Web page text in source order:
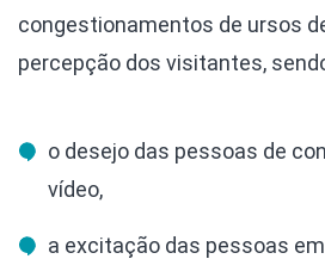
congestionamentos de ursos
percepção dos visitantes,
o desejo das pessoas de
vídeo,
a excitação das pessoas